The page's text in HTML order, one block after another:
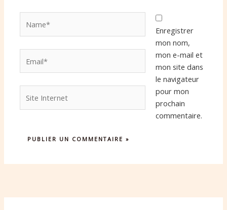
Internet
Enregistrer
mon nom,
mon e-mail et
mon site dans
le navigateur
pour mon
prochain
commentaire.